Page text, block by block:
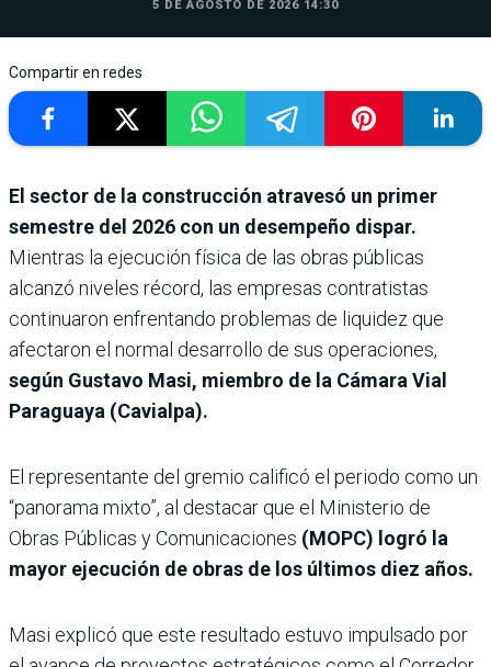
5 DE AGOSTO DE 2026 14:30
Compartir en redes
El sector de la construcción atravesó un primer
semestre del 2026 con un desempeño dispar.
Mientras la ejecución física de las obras públicas
alcanzó niveles récord, las empresas contratistas
continuaron enfrentando problemas de liquidez que
afectaron el normal desarrollo de sus operaciones,
según Gustavo Masi, miembro de la Cámara Vial
Paraguaya (Cavialpa).
El representante del gremio calificó el periodo como un
“panorama mixto”, al destacar que el Ministerio de
Obras Públicas y Comunicaciones (MOPC) logró la
mayor ejecución de obras de los últimos diez años.
Masi explicó que este resultado estuvo impulsado por